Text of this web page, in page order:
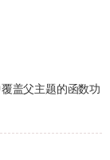
盖父主题的函数功